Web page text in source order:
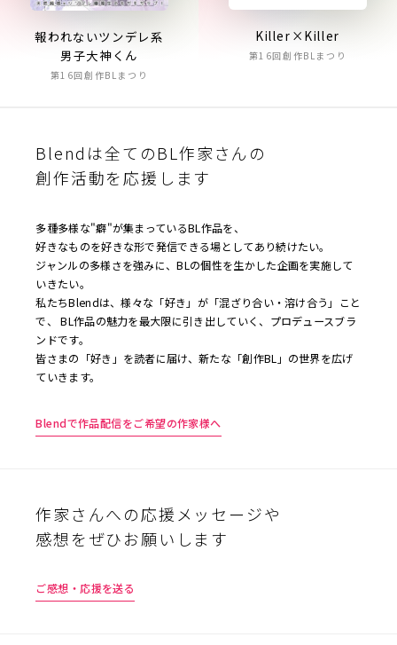
報われないツンデレ系
男子大神くん
第16回創作BLまつり
Killer×Killer
第16回創作BLまつり
Blendは全てのBL作家さんの
創作活動を応援します
多種多様な"癖"が集まっているBL作品を、
好きなものを好きな形で発信できる場としてあり続けたい。
ジャンルの多様さを強みに、BLの個性を生かした企画を実施して
いきたい。
私たちBlendは、様々な「好き」が「混ざり合い・溶け合う」こと
で、 BL作品の魅力を最大限に引き出していく、プロデュースブラ
ンドです。
皆さまの「好き」を読者に届け、新たな「創作BL」の世界を広げ
ていきます。
Blendで作品配信をご希望の作家様へ
作家さんへの応援メッセージや
感想をぜひお願いします
ご感想・応援を送る